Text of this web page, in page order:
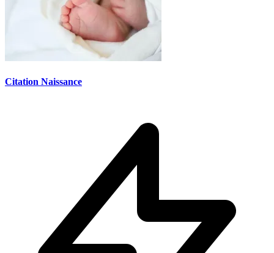
Citation Naissance